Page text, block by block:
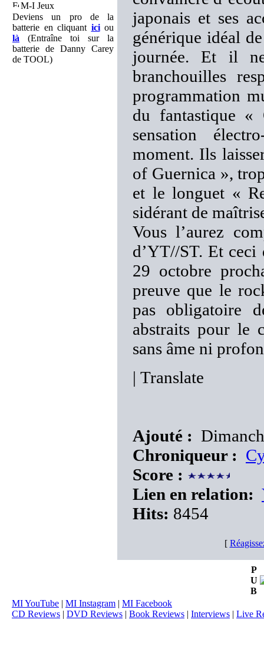
M-I Jeux
Deviens un pro de la
batterie en cliquant iciou
là (Entraîne toi sur la
batterie de Danny Carey
de TOOL)
japonais et ses
générique idéal
journée. Et il
branchouilles
programmation
du fantastique
sensation
moment. Ils
of Guernica »,
et le longuet «
sidérant de
Vous l’aurez
d’YT//ST. Et ceci
29 octobre
preuve que le
pas obligatoire
abstraits pour le
sans âme ni
| Translate
Ajouté :
Chroniqueur :
Score :
Lien en relation:
Hits: 8454
[
P
U
B
MI YouTube | MI Instagram | MI Facebook
CD Reviews | DVD Reviews | Book Reviews | Interviews | Live